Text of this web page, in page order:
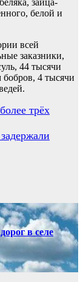
зайца-
белой и
всей
заказники,
44 тысячи
бобров, 4 тысячи
трёх
в селе